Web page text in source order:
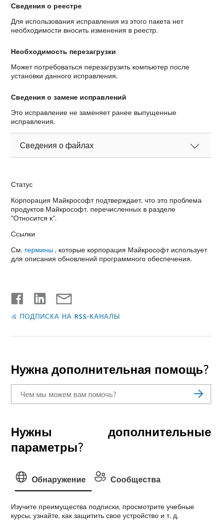
Сведения о реестре
Для использования исправления из этого пакета нет
необходимости вносить изменения в реестр.
Необходимость перезагрузки
Может потребоваться перезагрузить компьютер после
установки данного исправления.
Сведения о замене исправлений
Это исправление не заменяет ранее выпущенные
исправления.
Сведения о файлах
Статус
Корпорация Майкрософт подтверждает, что это проблема
продуктов Майкрософт, перечисленных в разделе
"Относится к".
Ссылки
См.термины , которые корпорация Майкрософт использует
для описания обновлений программного обеспечения.
ПОДПИСКА НА RSS-КАНАЛЫ
Нужна дополнительная помощь?
Нужны дополнительные
параметры?
Обнаружение Сообщества
Изучите преимущества подписки, просмотрите учебные
курсы, узнайте, как защитить свое устройство и т. д.